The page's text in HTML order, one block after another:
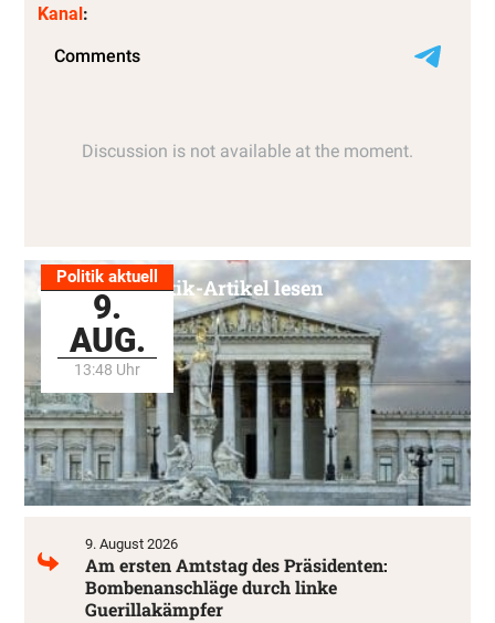
Kanal :
Politik aktuell
9.
AUG.
13:48 Uhr
Alle Politik-Artikel lesen
9. August 2026
Am ersten Amtstag des Präsidenten:
Bombenanschläge durch linke
Guerillakämpfer